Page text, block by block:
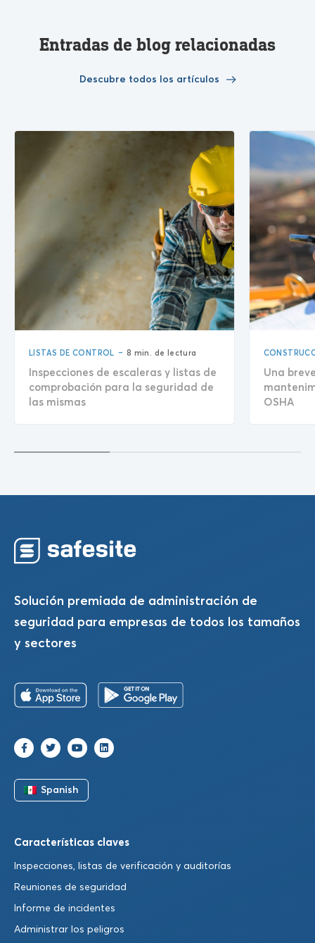
Entradas de blog relacionadas
Descubre todos los artículos
LISTAS DE CONTROL - 8 min. de lectura
Inspecciones de escaleras y listas de
comprobación para la seguridad de
las mismas
Una
OSHA
Solución premiada de administración de
seguridad para empresas de todos los tamaños
y sectores
Spanish
Características claves
Inspecciones, listas de verificación y auditorías
Reuniones de seguridad
Informe de incidentes
Administrar los peligros